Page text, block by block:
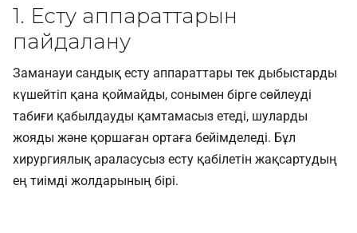
1. Есту аппараттарын
пайдалану
Заманауи сандық есту аппараттары тек дыбыстарды
күшейтіп қана қоймайды, сонымен бірге сөйлеуді
табиғи қабылдауды қамтамасыз етеді, шуларды
жояды және қоршаған ортаға бейімделеді. Бұл
хирургиялық араласусыз есту қабілетін жақсартудың
ең тиімді жолдарының бірі.